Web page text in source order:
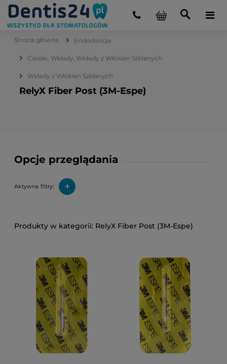
Strona główna Endodoncja
Ćwieki, Wkłady, Wkłady z Włókien Szklanych
Wkłady z Włókien Szklanych
RelyX Fiber Post (3M-Espe)
Opcje przeglądania
Aktywne filtry: +
RelyX Fiber Post (3M-Espe)